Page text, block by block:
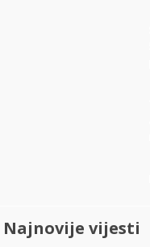
Najnovije vijesti